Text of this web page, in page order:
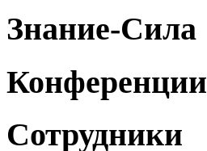
Знание-Сила
Конференции
Сотрудники